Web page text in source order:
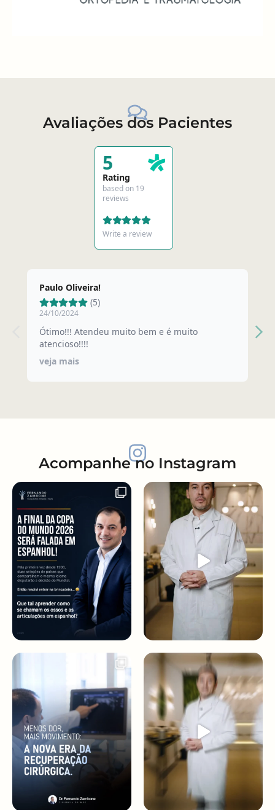
Avaliações dos Pacientes
5
Rating
based on 19
reviews
Write a review
Paulo Oliveira!
(5)
24/10/2024
Ótimo!!! Atendeu muito bem e é muito
atencioso!!!!
veja mais
Acompanhe no Instagram